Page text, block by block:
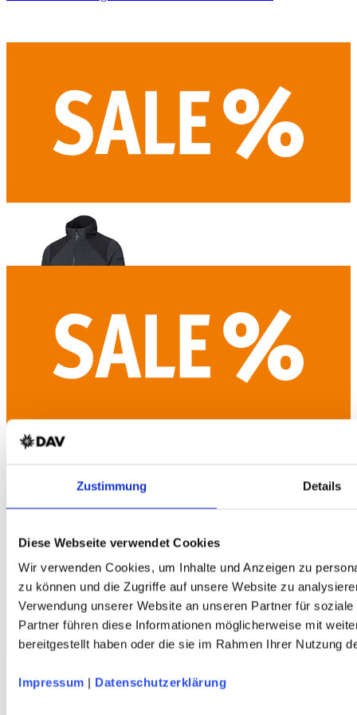
Zustimmung Details
Diese Webseite verwendet Cookies
Wir verwenden Cookies, um Inhalte und Anzeigen zu
zu können und die Zugriffe auf unsere Website zu
Verwendung unserer Website an unseren Partner für
Partner führen diese Informationen möglicherweise mit
bereitgestellt haben oder die sie im Rahmen Ihrer Nutzung
Impressum | Datenschutzerklärung
TERNUA Tilek Hood Herren Softshelljacke
Shellstretch - grau - DAV-Edition
VAUDE Rosemoor Herren Fleecejacke
Polartec®-Fleece - grün - DAV-Edition